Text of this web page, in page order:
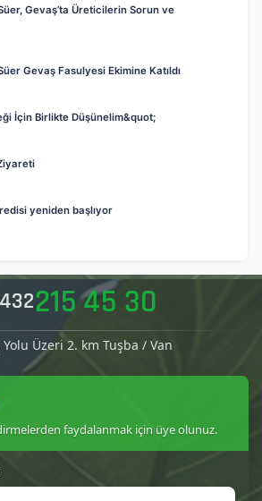
Gevaş’ta Üreticilerin Sorun ve
Gevaş Fasulyesi Ekimine Katıldı
İçin Birlikte Düşünelim&quot;
yeniden başlıyor
215 45 30
Yolu Üzeri 2. km Tuşba / Van
faydalanmak için üye olunuz.